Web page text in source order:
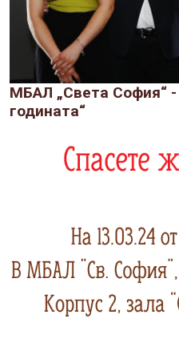
МБАЛ „Света София“ -
годината“